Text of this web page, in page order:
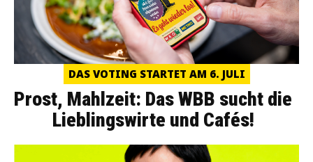
DAS VOTING STARTET AM 6. JULI
Prost, Mahlzeit: Das WBB sucht die
Lieblingswirte und Cafés!